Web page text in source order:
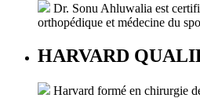
Dr. Sonu Ahluwalia est
orthopédique et médecine du
HARVARD
Harvard formé en chirurgie